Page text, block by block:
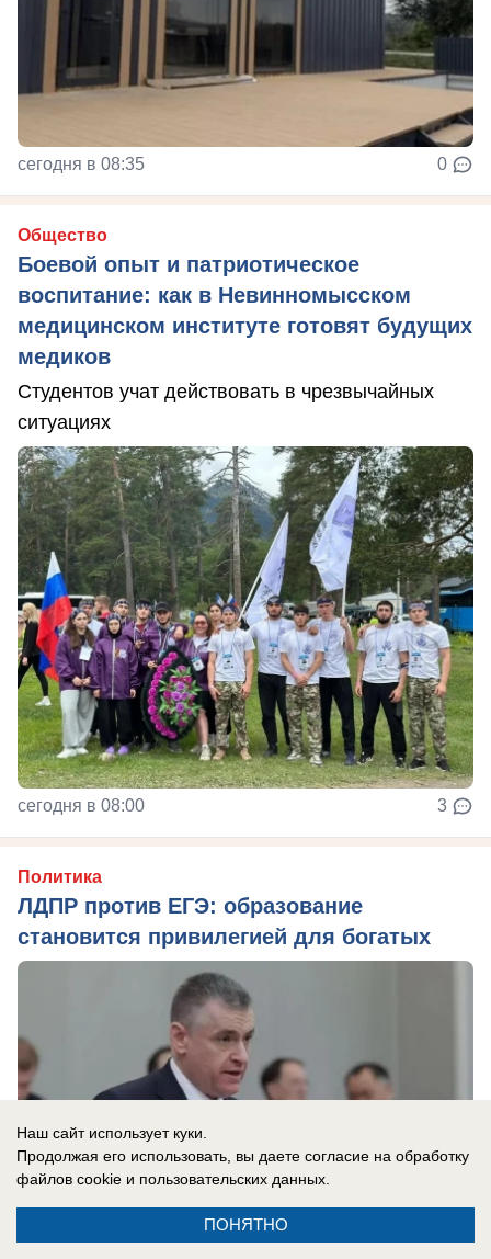
сегодня в 08:35 0
Общество
Боевой опыт и патриотическое
воспитание: как в Невинномысском
медицинском институте готовят будущих
медиков
Студентов учат действовать в чрезвычайных
ситуациях
сегодня в 08:00 3
Политика
ЛДПР против ЕГЭ: образование
становится привилегией для богатых
Наш сайт использует куки.
Продолжая его использовать, вы даете согласие на обработку
файлов cookie и пользовательских данных.
ПОНЯТНО